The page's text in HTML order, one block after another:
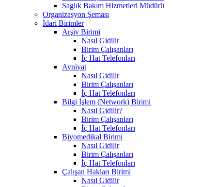
Saglık Bakım Hizmetleri Müdürü
Organizasyon Şeması
İdari Birimler
Arşiv Birimi
Nasıl Gidilir
Birim Çalışanları
İç Hat Telefonları
Ayniyat
Nasıl Gidilir
Birim Çalışanları
İç Hat Telefonları
Bilgi İşlem (Network) Birimi
Nasıl Gidilir?
Birim Çalışanları
İç Hat Telefonları
Biyomedikal Birimi
Nasıl Gidilir
Birim Çalışanları
İç Hat Telefonları
Çalışan Hakları Birimi
Nasıl Gidilir